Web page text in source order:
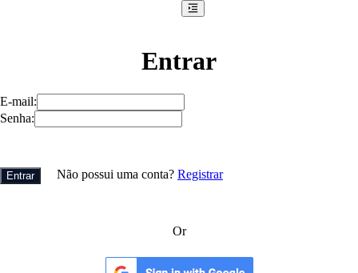
Entrar
E-mail:
Senha:
Entrar Não possui uma conta? Registrar
Or